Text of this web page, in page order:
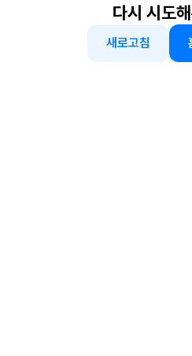
다시 시도
새로고침